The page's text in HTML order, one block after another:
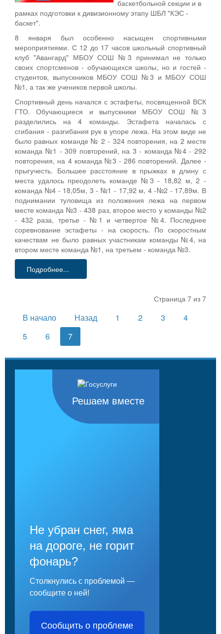
баскетбольной секции и в
рамках подготовки к дивизионному этапу ШБЛ "КЭС -
баскет".
8 января был особенно насыщен спортивными
мероприятиями. С 12 до 17 часов школьный спортивный
клуб "Авангард" МБОУ СОШ №3 принимал не только
своих спортсменов - обучающихся школы, но и гостей -
студентов, выпускников МБОУ СОШ №3 и МБОУ СОШ
№1, а так же учеников первой школы.
Спортивный день начался с эстафеты, посвященной ВСК
ГТО. Обучающиеся и выпускники МБОУ СОШ №3
разделились на 4 команды. Эстафета началась с
сгибания - разгибания рук в упоре лежа. На этом виде не
было равных команде № 2 - 324 повторения, на 2 месте
команда №1 - 309 повторений, на 3 - команда №4 - 292
повторения, на 4 команда №3 - 286 повторений. Далее -
прыгучесть. Большее расстояние в прыжках в длину с
места удалось преодолеть команде №3 - 18,82 м, 2 -
команда №4 - 18,05м, 3 - №1 - 17,92 м, 4 -№2 - 17,89м. В
поднимании туловища из положения лежа на первом
месте команда №3 - 438 раз, второе место у команды №2
- 432 раза, третье - №1 и четвертое №4. Последнее
соревнование эстафеты - на скорость. По скоростным
качествам не было равных участникам команды №4, на
втором месте команда №1, на третьем - команда №3.
Подробнее...
Страница 7 из 7
В начало Назад 1 2 3
4
5
6 7
Решаем вместе
Не убран снег, яма
на дороге, не горит
фонарь?
Столкнулись с проблемой —
сообщите о ней!
Сообщить о проблеме